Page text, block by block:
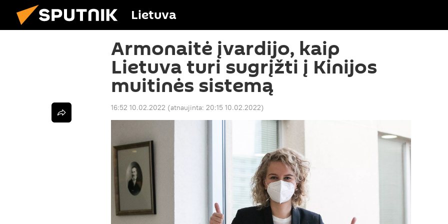
Lietuva
Armonaitė įvardijo, kaip
Lietuva turi sugrįžti į Kinijos
muitinės sistemą
16:52 10.02.2022 (atnaujinta: 20:15 10.02.2022)